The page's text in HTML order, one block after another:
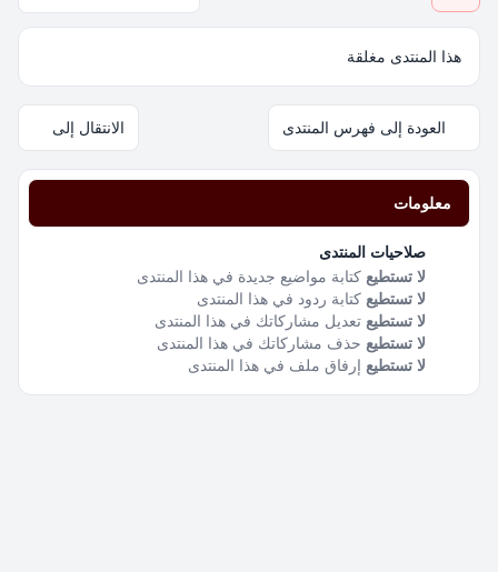
هذا المنتدى مغلقة
العودة إلى فهرس المنتدى الانتقال إلى
معلومات
صلاحيات المنتدى
لا تستطيع كتابة مواضيع جديدة في هذا المنتدى
لا تستطيع كتابة ردود في هذا المنتدى
لا تستطيع تعديل مشاركاتك في هذا المنتدى
لا تستطيع حذف مشاركاتك في هذا المنتدى
لا تستطيع إرفاق ملف في هذا المنتدى